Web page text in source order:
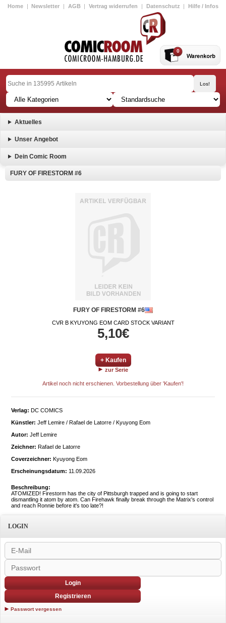
Home | Newsletter | AGB | Vertrag widerrufen | Datenschutz | Hilfe / Infos
0
Aktuelles
Unser Angebot
Dein Comic Room
FURY OF FIRESTORM #6
FURY OF FIRESTORM #6
CVR B KYUYONG EOM CARD STOCK VARIANT
5,10€
+ Kaufen
zur Serie
Artikel noch nicht erschienen. Vorbestellung über 'Kaufen'!
Verlag: DC COMICS
Künstler: Jeff Lemire / Rafael de Latorre / Kyuyong Eom
Autor: Jeff Lemire
Zeichner: Rafael de Latorre
Coverzeichner: Kyuyong Eom
Erscheinungsdatum: 11.09.2026
Beschreibung:
ATOMIZED! Firestorm has the city of Pittsburgh trapped and is going to start
dismantling it atom by atom. Can Firehawk finally break through the Matrix's control
and reach Ronnie before it's too late?!
LOGIN
Login
Registrieren
Passwort vergessen